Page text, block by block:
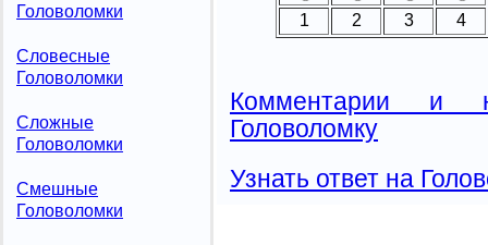
Головоломки
Словесные
Головоломки
Сложные
Головоломки
Смешные
Головоломки
1 2 3 4
Комментарии и
Головоломку
Узнать ответ на